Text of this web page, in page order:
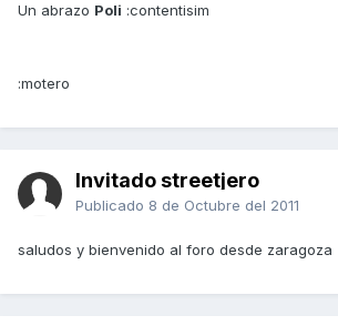
Un abrazo Poli :contentisim
:motero
Invitado streetjero
Publicado 8 de Octubre del 2011
saludos y bienvenido al foro desde zaragoza